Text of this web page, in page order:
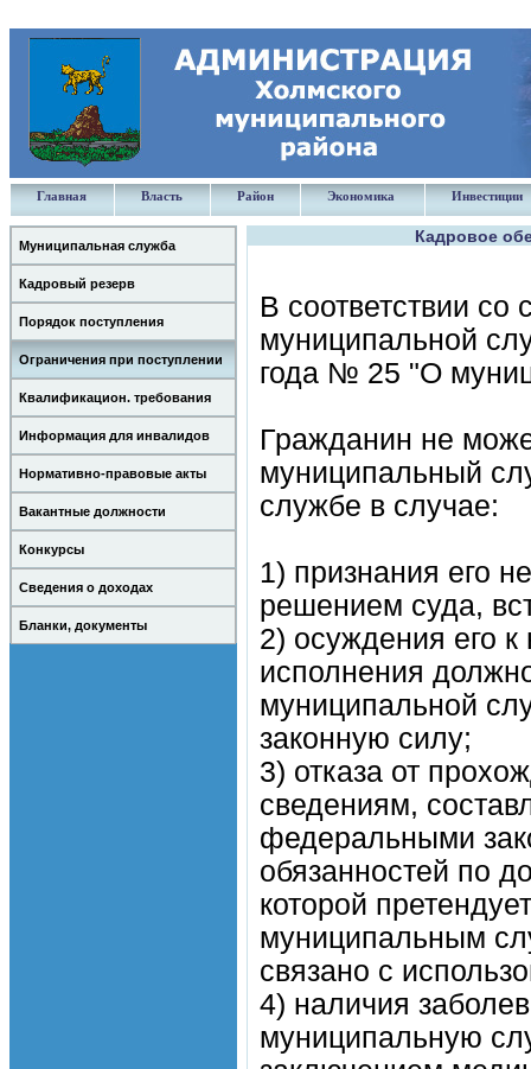
Главная Власть Район Экономика Инвестиции
Муниципальная служба
Кадровый резерв
Порядок поступления
Ограничения при поступлении
Квалификацион. требования
Информация для инвалидов
Нормативно-правовые акты
Вакантные должности
Конкурсы
Сведения о доходах
Бланки, документы
Кадровое
В соответствии со
муниципальной
года № 25 "О
Гражданин не
муниципальный
службе в случае:
1) признания его
решением суда,
2) осуждения его
исполнения
муниципальной
законную силу;
3) отказа от
сведениям,
федеральными
обязанностей по
которой
муниципальным
связано с
4) наличия
муниципальную